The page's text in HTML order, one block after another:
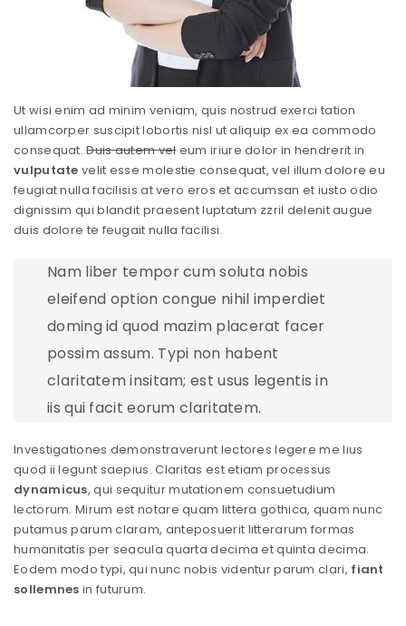
Ut wisi enim ad minim veniam, quis nostrud exerci tation
ullamcorper suscipit lobortis nisl ut aliquip ex ea commodo
consequat.Duis autem veleum iriure dolor in hendrerit in
vulputate velit esse molestie consequat, vel illum dolore eu
feugiat nulla facilisis at vero eros et accumsan et iusto odio
dignissim qui blandit praesent luptatum zzril delenit augue
duis dolore te feugait nulla facilisi.
Nam liber tempor cum soluta nobis
eleifend option congue nihil imperdiet
doming id quod mazim placerat facer
possim assum. Typi non habent
claritatem insitam; est usus legentis in
iis qui facit eorum claritatem.
Investigationes demonstraverunt lectores legere me lius
quod ii legunt saepius. Claritas est etiam processus
dynamicus, qui sequitur mutationem consuetudium
lectorum. Mirum est notare quam littera gothica, quam nunc
putamus parum claram, anteposuerit litterarum formas
humanitatis per seacula quarta decima et quinta decima.
Eodem modo typi, qui nunc nobis videntur parum clari, fiant
sollemnes in futurum.